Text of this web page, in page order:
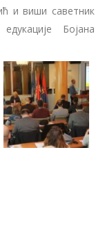
и виши саветник
Бојана